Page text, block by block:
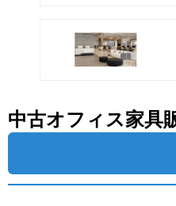
中古オフィス家具